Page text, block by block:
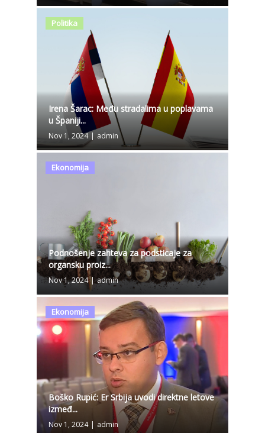
Politika
Irena Šarac: Među stradalima u poplavama
u Španiji...
Nov 1, 2024 | admin
Ekonomija
Podnošenje zahteva za podsticaje za
organsku proiz...
Nov 1, 2024 | admin
Ekonomija
Boško Rupić: Er Srbija uvodi direktne letove
izmeđ...
Nov 1, 2024 | admin